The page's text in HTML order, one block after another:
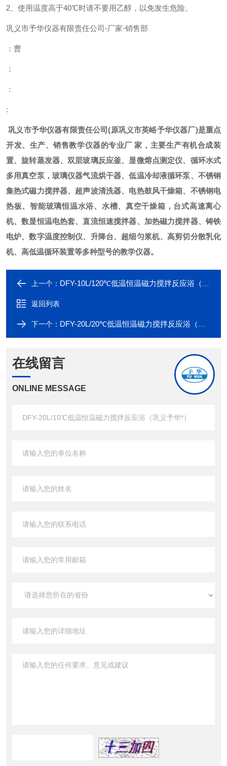
2、使用温度高于40℃时请不要用乙醇，以免发生危险。
巩义市予华仪器有限责任公司-厂家-销售部
：曹
：
：
:
巩义市予华仪器有限责任公司(原巩义市英峪予华仪器厂)是重点
开发、生产、销售教学仪器的专业厂 家，主要生产有机合成装
置、旋转蒸发器、双层玻璃反应釜、显微熔点测定仪、循环水式
多用真空泵，玻璃仪器气流烘干器、低温冷却液循环泵、不锈钢
集热式磁力搅拌器、超声波清洗器、电热鼓风干燥箱、不锈钢电
热板、智能玻璃恒温水浴、水槽、真空干燥箱，台式高速离心
机、数显恒温电热套、直流恒速搅拌器、加热磁力搅拌器、铸铁
电炉、数字温度控制仪、升降台、超细匀浆机、高剪切分散乳化
机、高低温循环装置等多种型号的教学仪器。
上一个： DFY-10L/120℃低温恒温磁力搅拌反应浴（巩义予华*）
返回列表
下一个： DFY-20L/20℃低温恒温磁力搅拌反应浴（巩义予华*）
在线留言
ONLINE MESSAGE